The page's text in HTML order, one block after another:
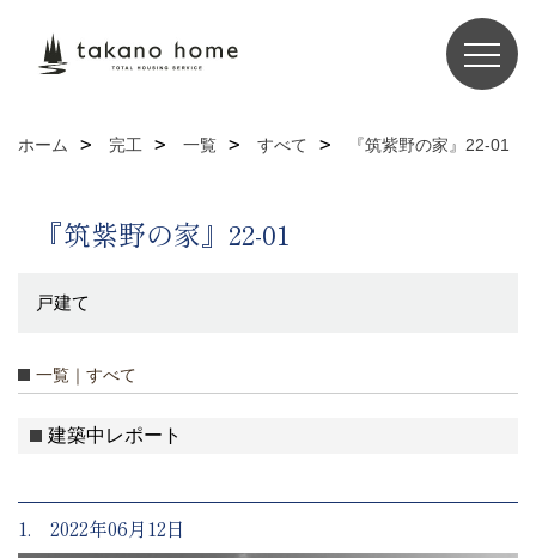
ホーム 完工 一覧 すべて 『筑紫野の家』22-01
『筑紫野の家』22-01
戸建て
一覧｜すべて
建築中レポート
1. 2022年06月12日